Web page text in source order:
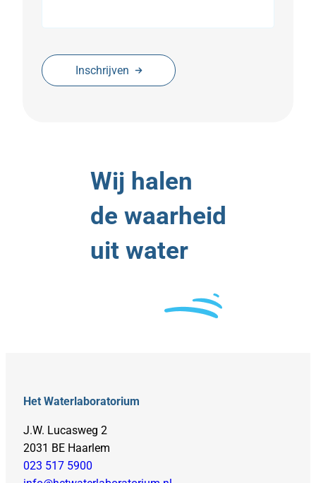
Inschrijven
Wij halen
de waarheid
uit water
Het Waterlaboratorium
J.W. Lucasweg 2
2031 BE Haarlem
023 517 5900